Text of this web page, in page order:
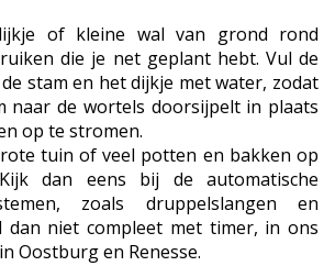
of kleine wal van grond rond
die je net geplant hebt. Vul de
stam en het dijkje met water, zodat
naar de wortels doorsijpelt in plaats
op te stromen.
tuin of veel potten en bakken op
dan eens bij de automatische
zoals druppelslangen en
dan niet compleet met timer, in ons
Oostburg en Renesse.